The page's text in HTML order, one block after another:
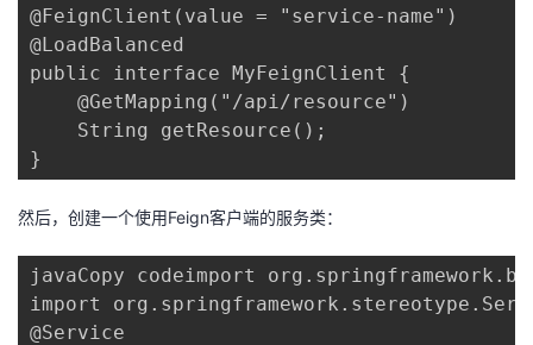
@FeignClient(value = "service-name")
@LoadBalanced
public interface MyFeignClient {
    @GetMapping("/api/resource")
    String getResource();
}
然后，创建一个使用Feign客户端的服务类：
javaCopy codeimport
import
@Service